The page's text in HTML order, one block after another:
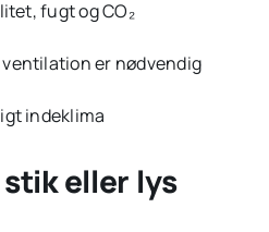
fugt og CO₂
er nødvendig
indeklima
eller lys